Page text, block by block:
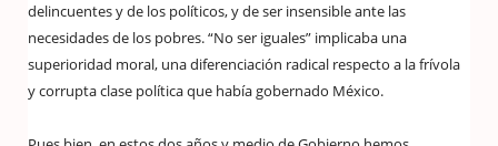
delincuentes y de los políticos, y de ser insensible ante las
necesidades de los pobres. “No ser iguales” implicaba una
superioridad moral, una diferenciación radical respecto a la frívola
y corrupta clase política que había gobernado México.